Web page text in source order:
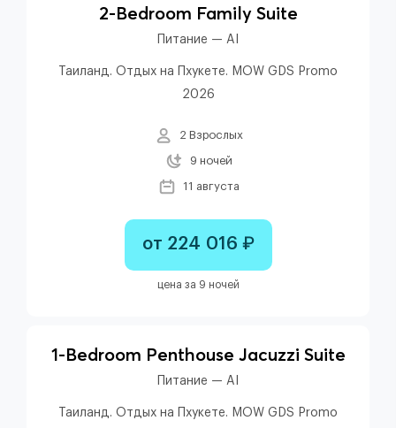
2-Bedroom Family Suite
Питание — AI
Таиланд. Отдых на Пхукете. MOW GDS Promo
2026
2 Взрослых
9 ночей
11 августа
от 224 016 ₽
цена за 9 ночей
1-Bedroom Penthouse Jacuzzi Suite
Питание — AI
Таиланд. Отдых на Пхукете. MOW GDS Promo